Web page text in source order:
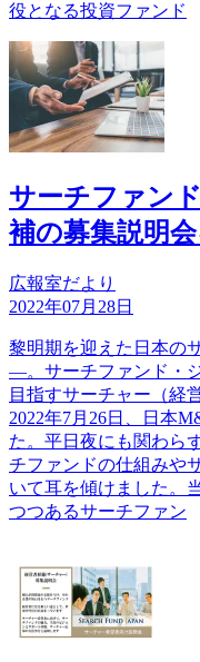
役となる投資ファンド
サーチファン
補の募集説明
広報室だより
2022年07月28日
黎明期を迎えた日本の
―。サーチファンド・
目指すサーチャー（経
2022年7月26日、日本
た。平日夜にも関わら
チファンドの仕組みや
いて耳を傾けました。
つつあるサーチファン